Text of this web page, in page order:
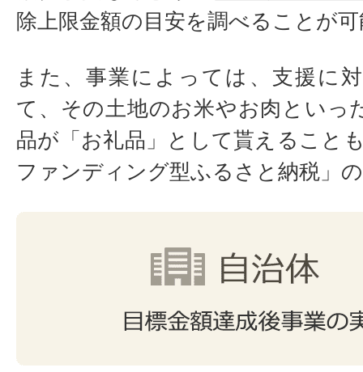
除上限金額の目安を調べることが
また、事業によっては、支援に
て、その土地のお米やお肉といっ
品が「お礼品」として貰えること
ファンディング型ふるさと納税」